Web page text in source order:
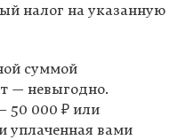
налог на указанную
суммой
— невыгодно.
50 000 ₽ или
уплаченная вами